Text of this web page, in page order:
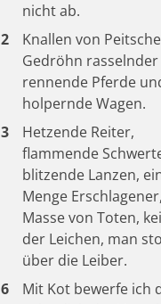
nicht ab.
2
Knallen von
Gedröhn rasselnder
rennende Pferde
holpernde Wagen.
3
Hetzende Reiter,
flammende
blitzende Lanzen,
Menge
Masse von Toten,
der Leichen, man
über die Leiber.
6
Mit Kot bewerfe ich